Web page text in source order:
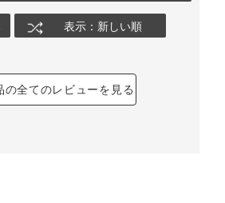
表示：新しい順
の全てのレビューを見る